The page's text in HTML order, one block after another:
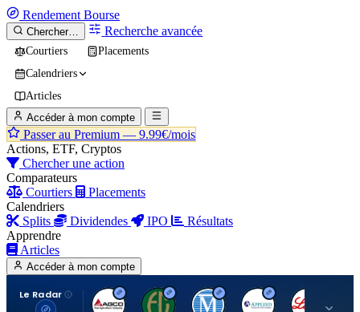
Rendement Bourse
Chercher… Recherche avancée
Courtiers
Placements
Calendriers
Articles
Accéder à mon compte
Passer au Premium — 9.99€/mois
Actions, ETF, Cryptos
Chercher une action
Comparateurs
Courtiers
Placements
Calendriers
Splits
Dividendes IPO
Résultats
Apprendre
Articles
Accéder à mon compte
Le Radar
A F M A